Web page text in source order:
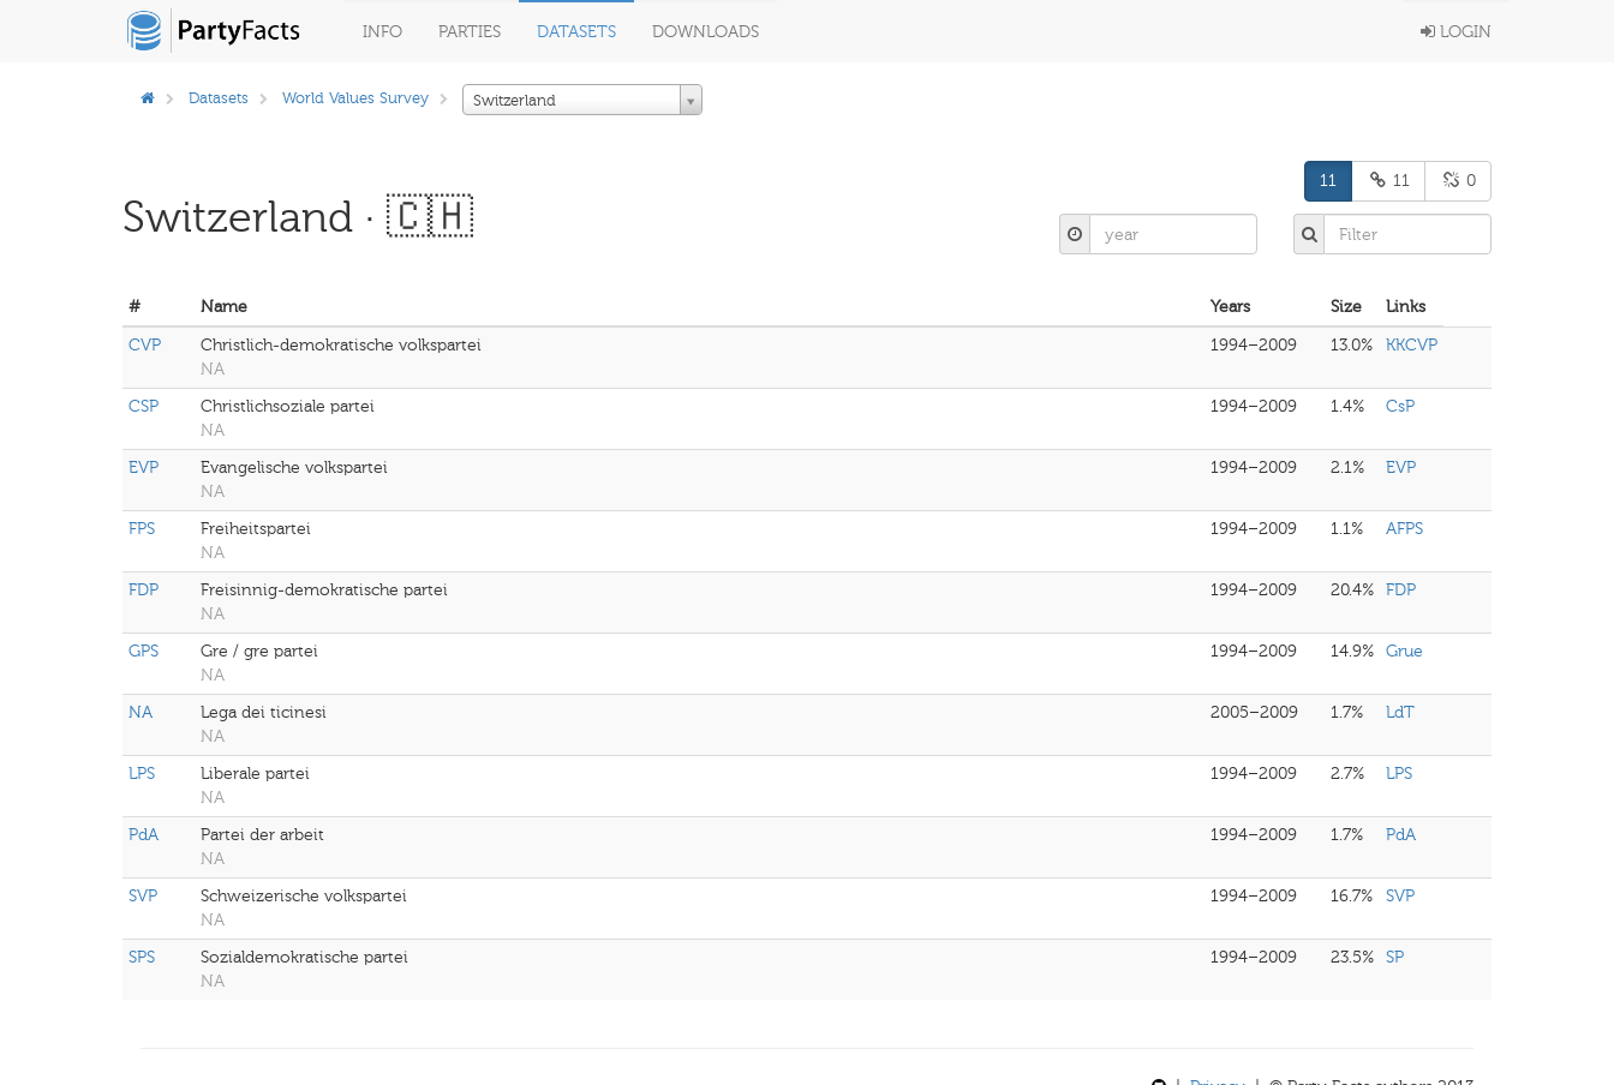
INFO PARTIES DATASETS DOWNLOADS LOGIN
Datasets World Values Survey Switzerland
Switzerland · 🇨🇭
11 11 0
# Name Years Size
Links
CVP
Christlich-demokratische volkspartei
NA
1994–2009 13.0% KKCVP
CSP
Christlichsoziale partei
NA
1994–2009 1.4% CsP
EVP
Evangelische volkspartei
NA
1994–2009 2.1% EVP
FPS
Freiheitspartei
NA
1994–2009 1.1% AFPS
FDP
Freisinnig-demokratische partei
NA
1994–2009 20.4% FDP
GPS
Gre / gre partei
NA
1994–2009 14.9% Grue
NA
Lega dei ticinesi
NA
2005–2009 1.7% LdT
LPS
Liberale partei
NA
1994–2009 2.7% LPS
PdA
Partei der arbeit
NA
1994–2009 1.7% PdA
SVP
Schweizerische volkspartei
NA
1994–2009 16.7% SVP
SPS
Sozialdemokratische partei
NA
1994–2009 23.5% SP